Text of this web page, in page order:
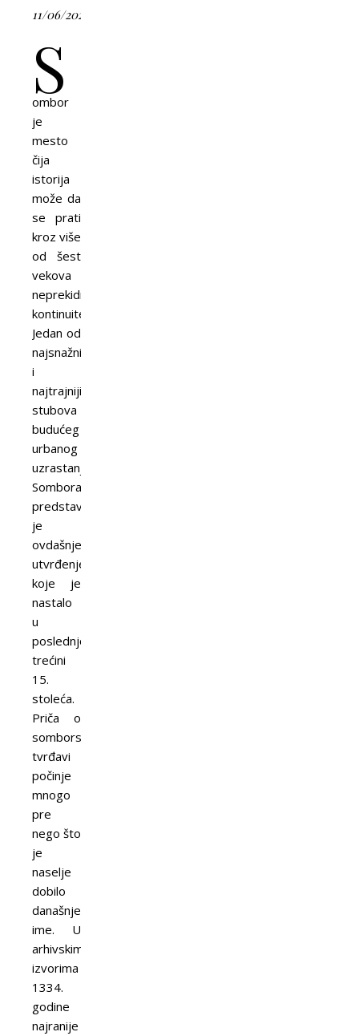
11/06/2026
S
ombor
je
mesto
čija
istorija
može da
se prati
kroz više
od šest
vekova
neprekidnog
kontinuiteta.
Jedan od
najsnažnijih
i
najtrajnijih
stubova
budućeg
urbanog
uzrastanja
Sombora
predstavljalo
je
ovdašnje
utvrđenje,
koje je
nastalo
u
poslednjoj
trećini
15.
stoleća.
Priča o
somborskoj
tvrđavi
počinje
mnogo
pre
nego što
je
naselje
dobilo
današnje
ime. U
arhivskim
izvorima
1334.
godine
najranije